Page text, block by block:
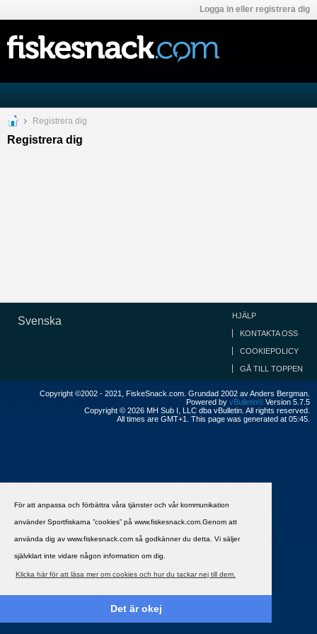
För att anpassa och förbättra våra tjänster och vår kommunikation
använder Sportfiskarna ”cookies” på www.fiskesnack.com.Genom att
använda dig av www.fiskesnack.com så godkänner du detta. Vi säljer
självklart inte vidare någon information om dig.
Klicka här för att läsa mer om cookies och hur du tackar nej till dem.
Det är okej
Logga in eller registrera dig
Registrera dig
Registrera dig
Svenska HJÄLP
KONTAKTA OSS
COOKIEPOLICY
GÅ TILL TOPPEN
Copyright ©2002 - 2021, FiskeSnack.com. Grundad 2002 av Anders Bergman.
Powered by vBulletin® Version 5.7.5
Copyright © 2026 MH Sub I, LLC dba vBulletin. All rights reserved.
All times are GMT+1. This page was generated at 05:45.